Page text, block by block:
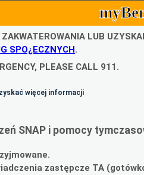
LUB
SPO¿ECZNYCH.
PLEASE CALL 911.
więcej informacji
SNAP i pomocy
zastępcze TA